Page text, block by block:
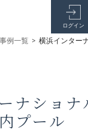
ログイン
例一覧 > 横浜インター
ナショナ
プール